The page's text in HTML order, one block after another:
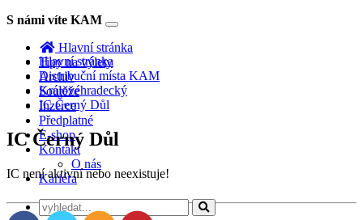
S námi víte KAM
Toggle
navigation
Hlavní stránka
Tipy na výlety
Archiv
Soutěže
Inzerce
Předplatné
E-shop
Kontakt
O nás
Kariéra
Hlavní stránka
Distribuční místa KAM
Královéhradecký
IC Černý Důl
IC Černý Důl
IC není aktivní nebo neexistuje!